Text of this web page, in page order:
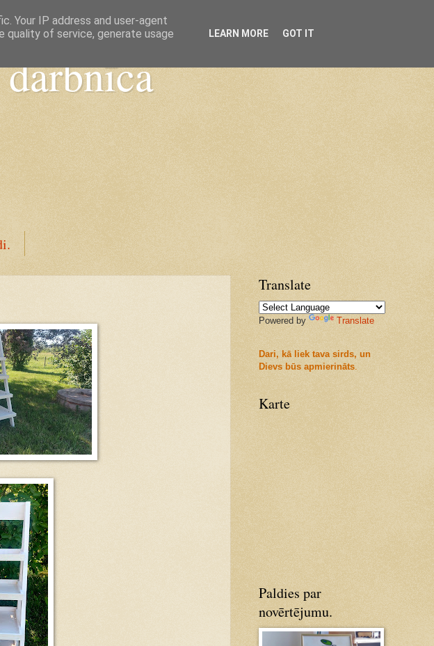
Translate
Powered by Translate
Dari, kā liek tava sirds, un
Dievs būs apmierināts.
Karte
Paldies par
novērtējumu.
Your IP address and user-agent
quality of service, generate usage
LEARN MORE GOT IT